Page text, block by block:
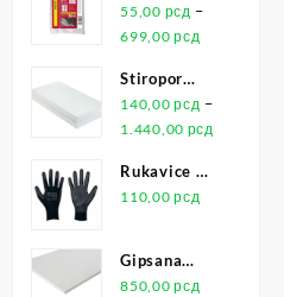
Folija
55,00 рсд –
699,00рсд
Stiropor
Jubizol EPS
F-WO
140,00рсд –
1.440,00 рсд
Rukavice Za
Montažu Pu
110,00рсд
Gipsana
Ploča
850,00рсд